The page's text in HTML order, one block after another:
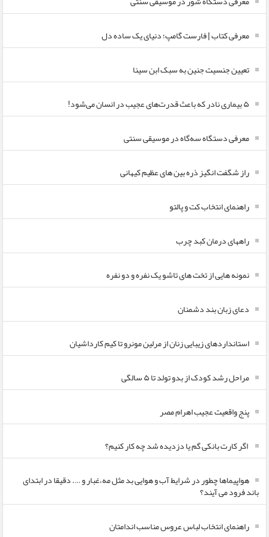
معرفی کتاب | فارست گامپ؛ دنیای یک ساده دل
تعیین جنسیت جنین به سبک ابن سینا
۵ بیماری نادر که باعث قدرت‌های عجیب در انسان می‌شود!
معرفی دستگاه سه‌گاه در موسیقی سنتی
راز شگفت انگیز ذره بین های عظیم کیهانی
راهنمای انتخاب کت و پالتو
راههای درمان کبد چرب
نمونه هایی از تخت های تاشو یک نفره و دو نفره
دعای زبان بند دشمنان
استانداردهای زیبایی زنان از مرلین مونرو تا کیم کارداشیان
مراحل رشد کودک از بدو تولد تا ۵ سالگی
پنج واقعیت عجیب اهرام مصر
اگر کارت بانکی گم یا دزدیده شد چه کار کنیم؟
هواپیماها چطور در شرایط آب و هوایی بد مثل مه،غبار و …. دقیقا در ابتدای
باند فرود می آیند؟
راهنمای انتخاب لباس عروس مناسب اندامتان